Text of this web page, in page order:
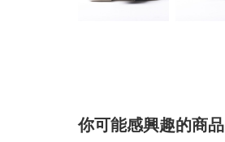
你可能感興趣的商品